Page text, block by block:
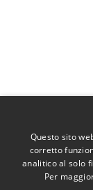
Questo sito
corretto
analitico al solo
Per